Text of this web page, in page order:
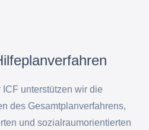
unterstützen wir die
des Gesamtplanverfahrens,
und sozialraumorientierten